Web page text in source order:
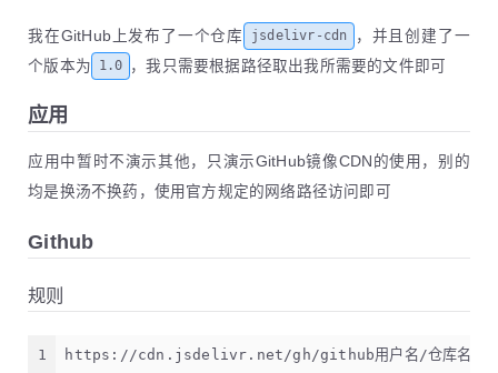
我在GitHub上发布了一个仓库 jsdelivr-cdn
，并且创建了一
个版本为
1.0 ，我只需要根据路径取出我所需要的文件即可
应用
应用中暂时不演示其他，只演示GitHub镜像CDN的使用，别的
均是换汤不换药，使用官方规定的网络路径访问即可
Github
规则
1 https://cdn.jsdelivr.net/gh/github用户名/仓库名@版